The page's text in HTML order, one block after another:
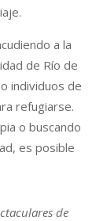
a la
de Río de
individuos de
refugiarse.
o buscando
es posible
de